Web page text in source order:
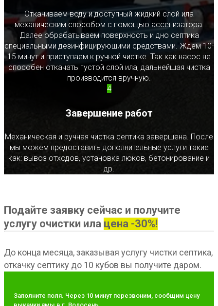
Откачиваем воду и доступный жидкий слой ила
механическим способом с помощью ассенизатора.
Далее обрабатываем поверхность и дно септика
специальными дезинфицирующими средствами. Ждем 10-
15 минут и приступаем к ручной чистке. Так как насос не
способен откачать густой слой ила, дальнейшая чистка
производится вручную.
4
Завершение работ
Механическая и ручная чистка септика завершена. После
мы можем предоставить дополнительные услуги такие
как: вывоз отходов, установка люков, бетонирование и
др.
Подайте заявку сейчас и получите
услугу очистки ила цена -30%!
До конца месяца, заказывая услугу чистки септика,
откачку септику до 10 кубов вы получите даром.
Заполните поля. Через 10 минут перезвоним, сообщим цену